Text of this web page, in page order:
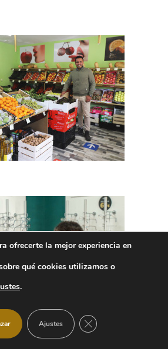
ofrecerte la mejor experiencia en
qué cookies utilizamos o
.
Ajustes CERRAR EL